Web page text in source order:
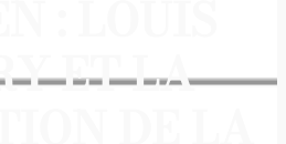
ET LA